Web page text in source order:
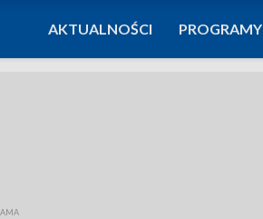
AKTUALNOŚCI PROGRAMY